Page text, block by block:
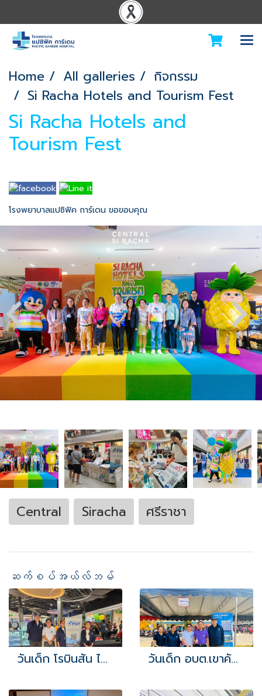
Home All galleries
กิจกรรม
Si Racha Hotels and Tourism Fest
Si Racha Hotels and
Tourism Fest
โรงพยาบาลแปซิฟิค การ์เดน ขอขอบคุณ
Central Siracha ศรีราชา
ဆက်စပ်အယ်လ်ဘမ်
วันเด็ก โรบินสัน ไลฟ์สไตล์ บ่อวิน วันเด็ก อบต.เขาคันทรง 2567